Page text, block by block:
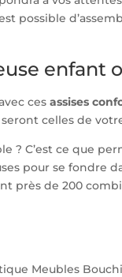
possible
enfant
cesassises
celles de
? C’est ce que
pour se fondre
près de 200
Meubles